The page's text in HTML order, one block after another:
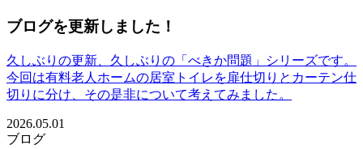
ブログを更新しました！
久しぶりの更新、久しぶりの「べきか問題」シリーズです。
今回は有料老人ホームの居室トイレを扉仕切りとカーテン仕
切りに分け、その是非について考えてみました。
2026.05.01
ブログ